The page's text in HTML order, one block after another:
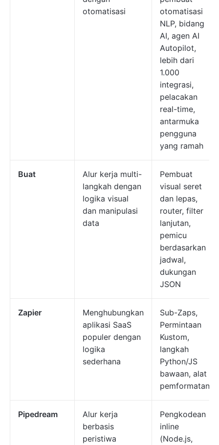
otomatisasi
otomatisasi
NLP, bidang
AI, agen AI
Autopilot,
lebih dari
1.000
integrasi,
pelacakan
real-time,
antarmuka
pengguna
yang ramah
Buat
Alur kerja multi-
langkah dengan
logika visual
dan manipulasi
data
Pembuat
visual seret
dan lepas,
router, filter
lanjutan,
pemicu
berdasarkan
jadwal,
dukungan
JSON
Zapier
Menghubungkan
aplikasi SaaS
populer dengan
logika
sederhana
Sub-Zaps,
Permintaan
Kustom,
langkah
Python/JS
bawaan, alat
pemformatan
Pipedream
Alur kerja
berbasis
peristiwa
Pengkodean
inline
(Node.js,